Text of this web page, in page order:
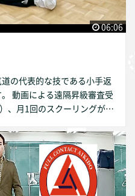
06:06
の代表的な技である小手返
、月1回のスクーリングが無
充実した社会生活をおくり
待ちいたしております。